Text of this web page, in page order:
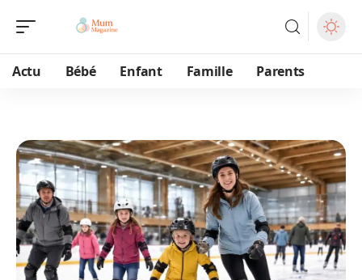
Actu Bébé Enfant Famille Parents